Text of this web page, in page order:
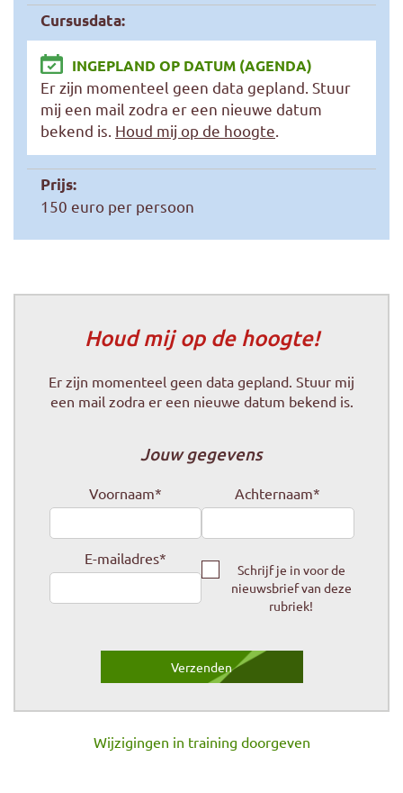
Cursusdata:
INGEPLAND OP DATUM (AGENDA)
Er zijn momenteel geen data gepland. Stuur
mij een mail zodra er een nieuwe datum
bekend is. Houd mij op de hoogte.
Prijs:
150 euro per persoon
Houd mij op de hoogte!
Er zijn momenteel geen data gepland. Stuur mij
een mail zodra er een nieuwe datum bekend is.
Jouw gegevens
Voornaam* Achternaam*
E-mailadres*
Schrijf je in voor de
nieuwsbrief van deze
rubriek!
Wijzigingen in training doorgeven